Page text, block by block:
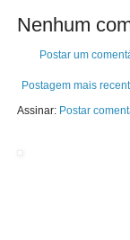
Nenhum
Postar um
Postagem mais
Assinar: Postar